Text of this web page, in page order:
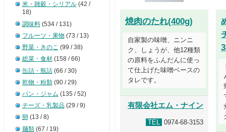
焼肉のたれ(400g)
自家製の味噌、ニンニ
ク、しょうが、他12種類
の原料をふんだんに使っ
て仕上げた味噌ベースの
タレです。
有限会社エム・ナイン
TEL 0974-68-3153
米・雑穀・シリアル(42 /
18)
調味料(534 / 131)
フルーツ・果物 (73 / 13)
野菜・きのこ (99 / 38)
総菜・食材(158 / 66)
缶詰・瓶詰(66 / 30)
乾物・粉類(90 / 29)
パン・ジャム (135 / 52)
チーズ・乳製品(29 / 9)
卵 (13 / 8)
麺類(67 / 19)